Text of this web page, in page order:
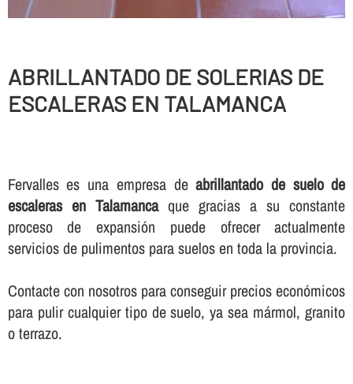
ABRILLANTADO DE SOLERIAS DE
ESCALERAS EN TALAMANCA
Fervalles es una empresa deabrillantado de suelo de
escaleras en Talamancaque gracias a su constante
proceso de expansión puede ofrecer actualmente
servicios de pulimentos para suelos en toda la provincia.
Contacte con nosotros para conseguir precios económicos
para pulir cualquier tipo de suelo, ya sea mármol, granito
o terrazo.